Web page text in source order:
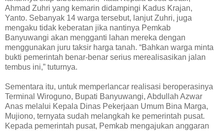
Ahmad Zuhri yang kemarin didampingi Kadus Krajan,
Yanto. Sebanyak 14 warga tersebut, lanjut Zuhri, juga
mengaku tidak keberatan jika nantinya Pemkab
Banyuwangi akan mengganti lahan mereka dengan
menggunakan juru taksir harga tanah. “Bahkan warga minta
bukti pemerintah benar-benar serius merealisasikan jalan
tembus ini,” tuturnya.
Sementara itu, untuk memperlancar realisasi beroperasinya
Terminal Wiroguno, Bupati Banyuwangi, Abdullah Azwar
Anas melalui Kepala Dinas Pekerjaan Umum Bina Marga,
Mujiono, ternyata sudah melangkah ke pemerintah pusat.
Kepada pemerintah pusat, Pemkab mengajukan anggaran